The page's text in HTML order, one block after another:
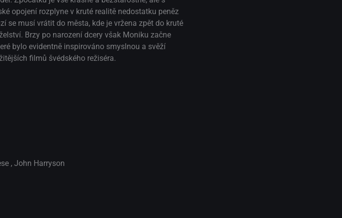
opojení rozplyne v kruté realitě nedostatku peněz
se musí vrátit do města, kde je vržena zpět do kruté
Brzy po narození dcery však Moniku začne
bylo evidentně inspirováno smyslnou a svěží
filmů švédského režiséra.
, John Harryson